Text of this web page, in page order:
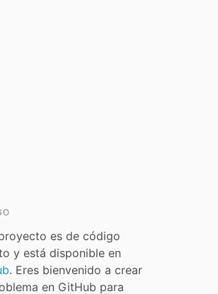
es de código
y está disponible en
. Eres bienvenido a crear
en GitHub para